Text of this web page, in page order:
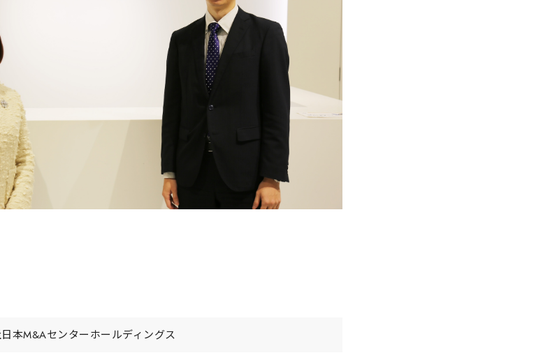
本M&Aセンターホールディングス